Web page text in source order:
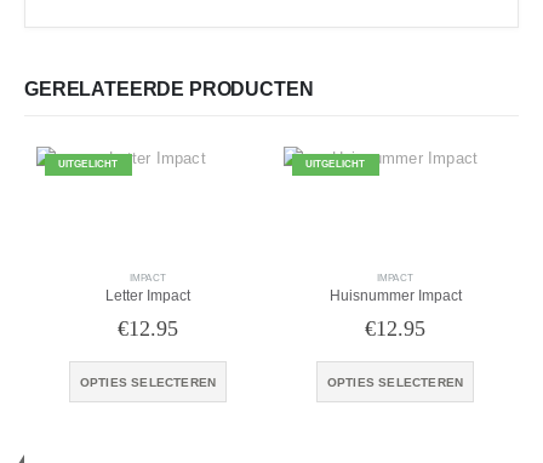
GERELATEERDE PRODUCTEN
UITGELICHT
IMPACT
Letter Impact
€12.95
OPTIES SELECTEREN
Dit product heeft meerdere variaties. Deze optie kan gekozen worden op de productpagina
UITGELICHT
IMPACT
Huisnummer Impact
€12.95
OPTIES SELECTEREN
Dit product heeft meerdere variaties. Deze optie kan